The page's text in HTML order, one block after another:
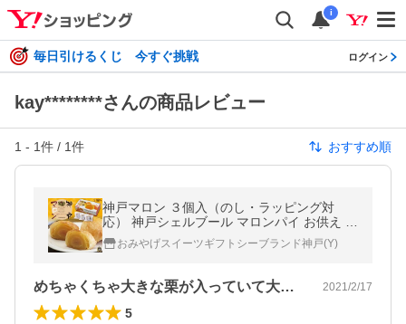
i
毎日引けるくじ 今すぐ挑戦 ログイン
kay********さんの商品レビュー
1 - 1件 / 1件 おすすめ順
神戸マロン ３個入（のし・ラッピング対
応） 神戸シェルブール マロンパイ お供え 神
戸土産 和菓子 贈答品 御中元 御年賀 御祝
御歳暮 ギフト
おみやげスイーツギフトシーブランド神戸(Y)
めちゃくちゃ大きな栗が入っていて大変美… 2021/2/17
5